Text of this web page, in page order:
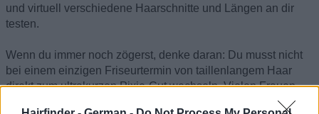
und virtuell verschiedene Haarschnitte und Längen an dir
testen.
Wenn du immer noch zögerst, denke daran: Du musst nicht
bei einem einzigen Friseurtermin von taillenlangem Haar
direkt zum ultrakurzen Pixie-Cut wechseln. Vielen Frauen
fällt der Übergang in kleinen Schritten deutlich leichter: